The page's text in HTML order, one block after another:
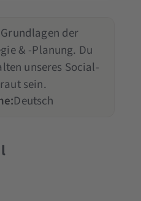
Grundlagen der
& -Planung. Du
unseres Social-
sein.
Deutsch